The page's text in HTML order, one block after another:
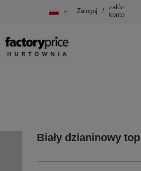
Zaloguj /
załóż
konto
Biały dzianinowy